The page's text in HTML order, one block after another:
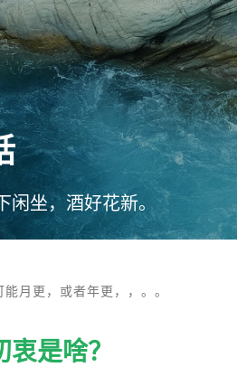
闲坐，酒好花新。
月更，或者年更，，。。
是啥？